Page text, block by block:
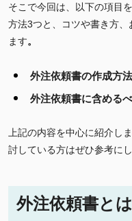
そこで今回は、以下の項目
方法3つと、コツや書き方
ます。
外注依頼書の作成方
外注依頼書に含める
上記の内容を中心に紹介し
討している方はぜひ参考にし
外注依頼書と